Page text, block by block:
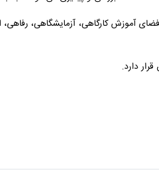
قدردانی کرد و افزود: شاهرود با